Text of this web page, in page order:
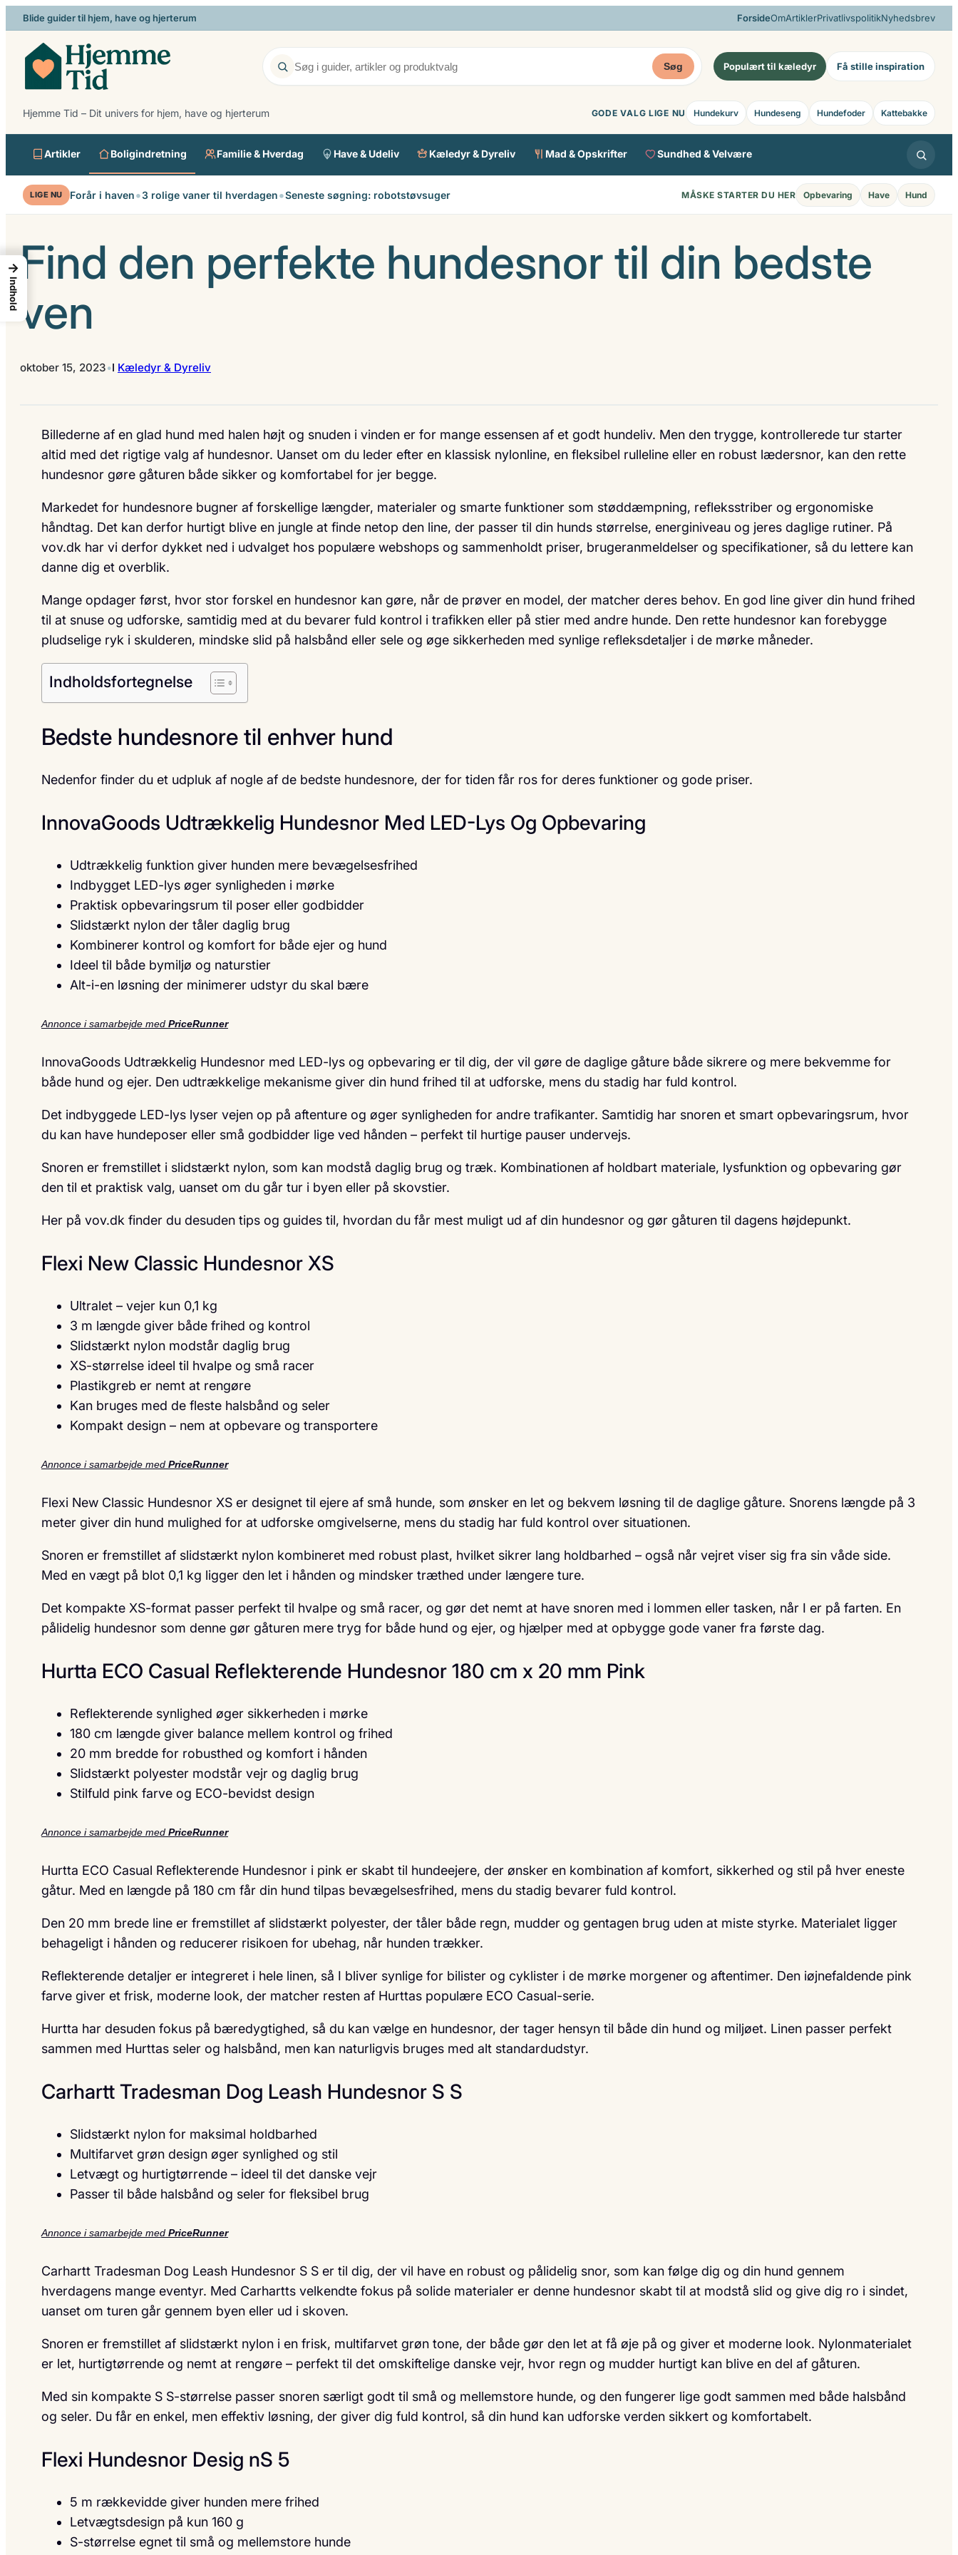
Spring
til
indhold
Blide guider til hjem, have og hjerterum ForsideOmArtiklerPrivatlivspolitikNyhedsbrev
Søg Populært til kæledyr Få stille inspiration
Hjemme Tid – Dit univers for hjem, have og hjerterum GODE VALG LIGE NU Hundekurv Hundeseng Hundefoder Kattebakke
Artikler Boligindretning Familie & Hverdag Have & Udeliv Kæledyr & Dyreliv Mad & Opskrifter Sundhed & Velvære
LIGE NU Forår i haven•3 rolige vaner til hverdagen•Seneste søgning: robotstøvsuger MÅSKE STARTER DU HER Opbevaring Have Hund
Find den perfekte hundesnor til din bedste
ven
oktober 15, 2023•I Kæledyr & Dyreliv
Billederne af en glad hund med halen højt og snuden i vinden er for mange essensen af et godt hundeliv. Men den trygge, kontrollerede tur starter
altid med det rigtige valg af hundesnor. Uanset om du leder efter en klassisk nylonline, en fleksibel rulleline eller en robust lædersnor, kan den rette
hundesnor gøre gåturen både sikker og komfortabel for jer begge.
Markedet for hundesnore bugner af forskellige længder, materialer og smarte funktioner som støddæmpning, refleksstriber og ergonomiske
håndtag. Det kan derfor hurtigt blive en jungle at finde netop den line, der passer til din hunds størrelse, energiniveau og jeres daglige rutiner. På
vov.dk har vi derfor dykket ned i udvalget hos populære webshops og sammenholdt priser, brugeranmeldelser og specifikationer, så du lettere kan
danne dig et overblik.
Mange opdager først, hvor stor forskel en hundesnor kan gøre, når de prøver en model, der matcher deres behov. En god line giver din hund frihed
til at snuse og udforske, samtidig med at du bevarer fuld kontrol i trafikken eller på stier med andre hunde. Den rette hundesnor kan forebygge
pludselige ryk i skulderen, mindske slid på halsbånd eller sele og øge sikkerheden med synlige refleksdetaljer i de mørke måneder.
Indholdsfortegnelse
Bedste hundesnore til enhver hund
Nedenfor finder du et udpluk af nogle af de bedste hundesnore, der for tiden får ros for deres funktioner og gode priser.
InnovaGoods Udtrækkelig Hundesnor Med LED-Lys Og Opbevaring
Udtrækkelig funktion giver hunden mere bevægelsesfrihed
Indbygget LED-lys øger synligheden i mørke
Praktisk opbevaringsrum til poser eller godbidder
Slidstærkt nylon der tåler daglig brug
Kombinerer kontrol og komfort for både ejer og hund
Ideel til både bymiljø og naturstier
Alt-i-en løsning der minimerer udstyr du skal bære
Annonce i samarbejde med PriceRunner
InnovaGoods Udtrækkelig Hundesnor med LED-lys og opbevaring er til dig, der vil gøre de daglige gåture både sikrere og mere bekvemme for
både hund og ejer. Den udtrækkelige mekanisme giver din hund frihed til at udforske, mens du stadig har fuld kontrol.
Det indbyggede LED-lys lyser vejen op på aftenture og øger synligheden for andre trafikanter. Samtidig har snoren et smart opbevaringsrum, hvor
du kan have hundeposer eller små godbidder lige ved hånden – perfekt til hurtige pauser undervejs.
Snoren er fremstillet i slidstærkt nylon, som kan modstå daglig brug og træk. Kombinationen af holdbart materiale, lysfunktion og opbevaring gør
den til et praktisk valg, uanset om du går tur i byen eller på skovstier.
Her på vov.dk finder du desuden tips og guides til, hvordan du får mest muligt ud af din hundesnor og gør gåturen til dagens højdepunkt.
Flexi New Classic Hundesnor XS
Ultralet – vejer kun 0,1 kg
3 m længde giver både frihed og kontrol
Slidstærkt nylon modstår daglig brug
XS-størrelse ideel til hvalpe og små racer
Plastikgreb er nemt at rengøre
Kan bruges med de fleste halsbånd og seler
Kompakt design – nem at opbevare og transportere
Annonce i samarbejde med PriceRunner
Flexi New Classic Hundesnor XS er designet til ejere af små hunde, som ønsker en let og bekvem løsning til de daglige gåture. Snorens længde på 3
meter giver din hund mulighed for at udforske omgivelserne, mens du stadig har fuld kontrol over situationen.
Snoren er fremstillet af slidstærkt nylon kombineret med robust plast, hvilket sikrer lang holdbarhed – også når vejret viser sig fra sin våde side.
Med en vægt på blot 0,1 kg ligger den let i hånden og mindsker træthed under længere ture.
Det kompakte XS-format passer perfekt til hvalpe og små racer, og gør det nemt at have snoren med i lommen eller tasken, når I er på farten. En
pålidelig hundesnor som denne gør gåturen mere tryg for både hund og ejer, og hjælper med at opbygge gode vaner fra første dag.
Hurtta ECO Casual Reflekterende Hundesnor 180 cm x 20 mm Pink
Reflekterende synlighed øger sikkerheden i mørke
180 cm længde giver balance mellem kontrol og frihed
20 mm bredde for robusthed og komfort i hånden
Slidstærkt polyester modstår vejr og daglig brug
Stilfuld pink farve og ECO-bevidst design
Annonce i samarbejde med PriceRunner
Hurtta ECO Casual Reflekterende Hundesnor i pink er skabt til hundeejere, der ønsker en kombination af komfort, sikkerhed og stil på hver eneste
gåtur. Med en længde på 180 cm får din hund tilpas bevægelsesfrihed, mens du stadig bevarer fuld kontrol.
Den 20 mm brede line er fremstillet af slidstærkt polyester, der tåler både regn, mudder og gentagen brug uden at miste styrke. Materialet ligger
behageligt i hånden og reducerer risikoen for ubehag, når hunden trækker.
Reflekterende detaljer er integreret i hele linen, så I bliver synlige for bilister og cyklister i de mørke morgener og aftentimer. Den iøjnefaldende pink
farve giver et frisk, moderne look, der matcher resten af Hurttas populære ECO Casual-serie.
Hurtta har desuden fokus på bæredygtighed, så du kan vælge en hundesnor, der tager hensyn til både din hund og miljøet. Linen passer perfekt
sammen med Hurttas seler og halsbånd, men kan naturligvis bruges med alt standardudstyr.
Carhartt Tradesman Dog Leash Hundesnor S S
Slidstærkt nylon for maksimal holdbarhed
Multifarvet grøn design øger synlighed og stil
Letvægt og hurtigtørrende – ideel til det danske vejr
Passer til både halsbånd og seler for fleksibel brug
Annonce i samarbejde med PriceRunner
Carhartt Tradesman Dog Leash Hundesnor S S er til dig, der vil have en robust og pålidelig snor, som kan følge dig og din hund gennem
hverdagens mange eventyr. Med Carhartts velkendte fokus på solide materialer er denne hundesnor skabt til at modstå slid og give dig ro i sindet,
uanset om turen går gennem byen eller ud i skoven.
Snoren er fremstillet af slidstærkt nylon i en frisk, multifarvet grøn tone, der både gør den let at få øje på og giver et moderne look. Nylonmaterialet
er let, hurtigtørrende og nemt at rengøre – perfekt til det omskiftelige danske vejr, hvor regn og mudder hurtigt kan blive en del af gåturen.
Med sin kompakte S S-størrelse passer snoren særligt godt til små og mellemstore hunde, og den fungerer lige godt sammen med både halsbånd
og seler. Du får en enkel, men effektiv løsning, der giver dig fuld kontrol, så din hund kan udforske verden sikkert og komfortabelt.
Flexi Hundesnor Desig nS 5
5 m rækkevidde giver hunden mere frihed
Letvægtsdesign på kun 160 g
S-størrelse egnet til små og mellemstore hunde
→
Indhold